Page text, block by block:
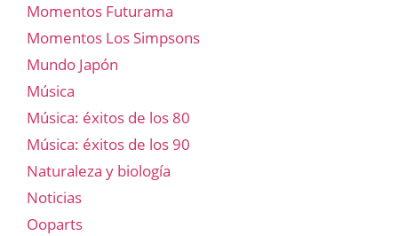
Momentos Futurama
Momentos Los Simpsons
Mundo Japón
Música
Música: éxitos de los 80
Música: éxitos de los 90
Naturaleza y biología
Noticias
Ooparts